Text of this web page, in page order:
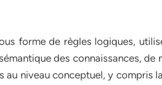
forme de règles logiques,
des connaissances, de
au niveau conceptuel, y compris